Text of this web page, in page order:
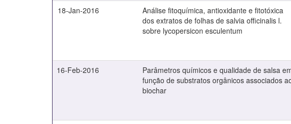
18-Jan-2016
Análise fitoquímica, antioxidante e fitotóxica
dos extratos de folhas de salvia officinalis l.
sobre lycopersicon esculentum
16-Feb-2016
Parâmetros químicos e qualidade de salsa
função de substratos orgânicos associados
biochar